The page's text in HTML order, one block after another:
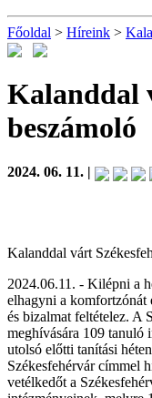
Főoldal > Híreink >
Kalanddal
beszámoló
2024. 06. 11. |
Kalanddal várt
2024.06.11. - Kilépni a
elhagyni a komfortzónát
és bizalmat feltételez. A
meghívására 109 tanuló
utolsó előtti tanítási
Székesfehérvár címmel
vetélkedőt a